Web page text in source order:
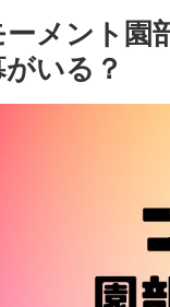
メント園
いる？